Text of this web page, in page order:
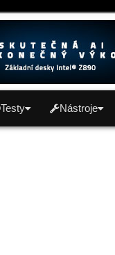
Testy Nástroje